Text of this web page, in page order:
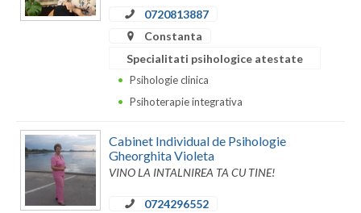
Maramures
Mehedinti
Mures
0720813887
Constanta
Specialitati psihologice atestate
Psihologie clinica
Psihoterapie integrativa
Cabinet Individual de Psihologie
Gheorghita Violeta
VINO LA INTALNIREA TA CU TINE!
0724296552